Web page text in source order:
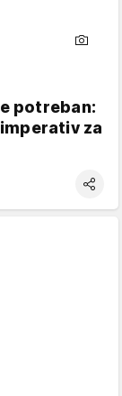
potreban:
za